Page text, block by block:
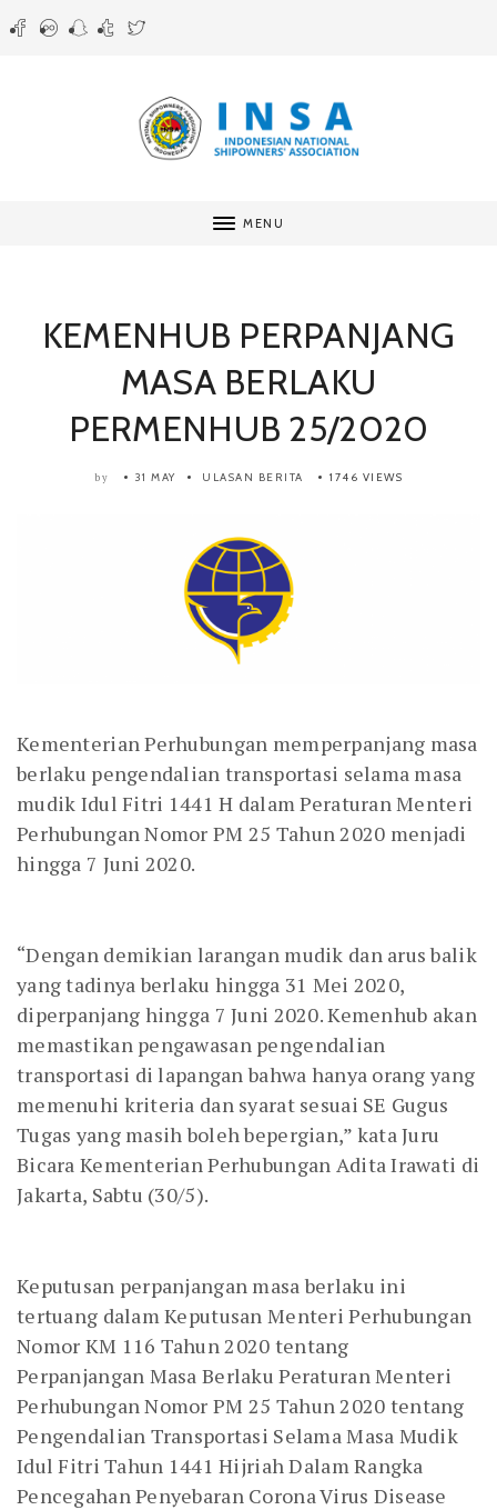
MENU
KEMENHUB PERPANJANG
MASA BERLAKU
PERMENHUB 25/2020
by 31 MAY ULASAN BERITA 1746 VIEWS
Kementerian Perhubungan memperpanjang masa
berlaku pengendalian transportasi selama masa
mudik Idul Fitri 1441 H dalam Peraturan Menteri
Perhubungan Nomor PM 25 Tahun 2020 menjadi
hingga 7 Juni 2020.
“Dengan demikian larangan mudik dan arus balik
yang tadinya berlaku hingga 31 Mei 2020,
diperpanjang hingga 7 Juni 2020. Kemenhub akan
memastikan pengawasan pengendalian
transportasi di lapangan bahwa hanya orang yang
memenuhi kriteria dan syarat sesuai SE Gugus
Tugas yang masih boleh bepergian,” kata Juru
Bicara Kementerian Perhubungan Adita Irawati di
Jakarta, Sabtu (30/5).
Keputusan perpanjangan masa berlaku ini
tertuang dalam Keputusan Menteri Perhubungan
Nomor KM 116 Tahun 2020 tentang
Perpanjangan Masa Berlaku Peraturan Menteri
Perhubungan Nomor PM 25 Tahun 2020 tentang
Pengendalian Transportasi Selama Masa Mudik
Idul Fitri Tahun 1441 Hijriah Dalam Rangka
Pencegahan Penyebaran Corona Virus Disease